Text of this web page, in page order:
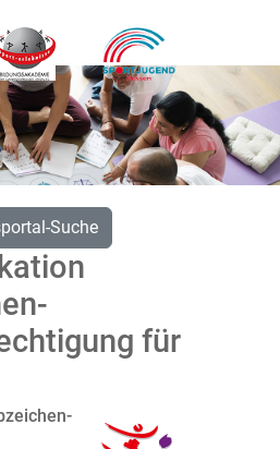
Suche
für